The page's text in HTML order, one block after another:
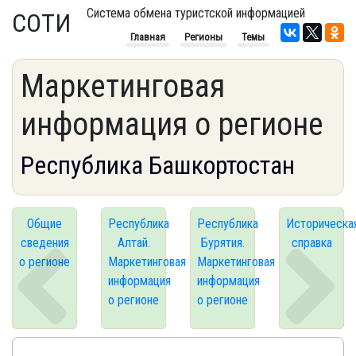
СОТИ Система обмена туристской информацией
Главная Регионы Темы
Маркетинговая
информация о регионе
Республика Башкортостан
Общие
сведения
о регионе
Республика
Алтай.
Маркетинговая
информация
о регионе
Республика
Бурятия.
Маркетинговая
информация
о регионе
справка